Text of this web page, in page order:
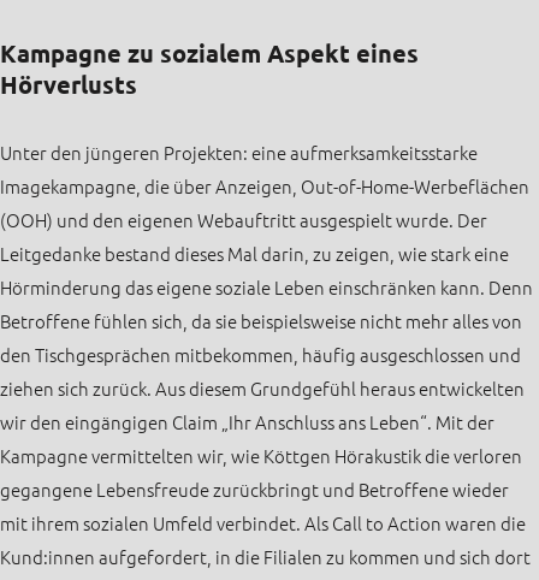
Kampagne zu sozialem Aspekt eines
Hörverlusts
Unter den jüngeren Projekten: eine aufmerksamkeitsstarke
Imagekampagne, die über Anzeigen, Out-of-Home-Werbeflächen
(OOH) und den eigenen Webauftritt ausgespielt wurde. Der
Leitgedanke bestand dieses Mal darin, zu zeigen, wie stark eine
Hörminderung das eigene soziale Leben einschränken kann. Denn
Betroffene fühlen sich, da sie beispielsweise nicht mehr alles von
den Tischgesprächen mitbekommen, häufig ausgeschlossen und
ziehen sich zurück. Aus diesem Grundgefühl heraus entwickelten
wir den eingängigen Claim „Ihr Anschluss ans Leben“. Mit der
Kampagne vermittelten wir, wie Köttgen Hörakustik die verloren
gegangene Lebensfreude zurückbringt und Betroffene wieder
mit ihrem sozialen Umfeld verbindet. Als Call to Action waren die
Kund:innen aufgefordert, in die Filialen zu kommen und sich dort